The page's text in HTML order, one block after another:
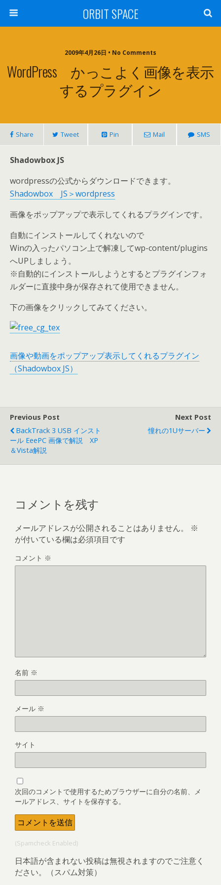
ORBIT SPACE
2009年4月26日 • No Comments
WordPress かっこよく画像を表示
するプラグイン
Share Tweet Pin Mail SMS
Shadowbox JS
wordpressの公式からダウンロードできます。
Shadowbox JS＞wordpress
画像をポップアップで表示してくれるプラグインです。
自動にインストールしてくれないので
Winの入ったパソコン上で解凍してwp-content/plugins
へUPしましょう。
※自動的にインストールしようとするとプラグインフォ
ルダーに直接中身が保存されて使用できません。
下の画像をクリックしてみてください。
画像や動画をポップアップ表示してくれるプラグイン
（Shadowbox JS）
Previous Post
BackTrack 3 USB インスト
ール EeePC 画像で解説 XP
＆Vista解説
Next Post
憧れの1Uサーバー
コメントを残す
メールアドレスが公開されることはありません。
※
が付いている欄は必須項目です
コメント ※
名前 ※
メール ※
サイト
次回のコメントで使用するためブラウザーに自分の名前、メ
ールアドレス、サイトを保存する。
(Spamcheck Enabled)
日本語が含まれない投稿は無視されますのでご注意く
ださい。（スパム対策）